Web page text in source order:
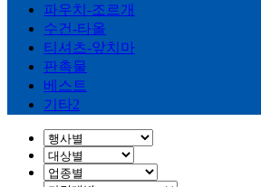
파우치-조르개
수건-타올
티셔츠-앞치마
판촉물
베스트
기타2